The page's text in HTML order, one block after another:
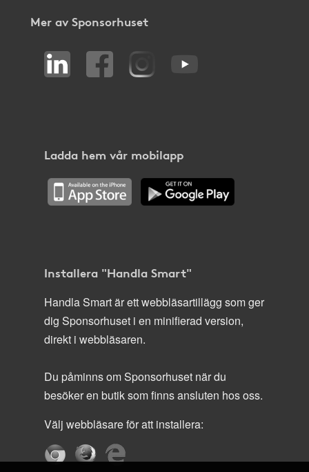
Mer av Sponsorhuset
Ladda hem vår mobilapp
Installera "Handla Smart"
Handla Smart är ett webbläsartillägg som ger
dig Sponsorhuset i en minifierad version,
direkt i webbläsaren.
Du påminns om Sponsorhuset när du
besöker en butik som finns ansluten hos oss.
Välj webbläsare för att installera: